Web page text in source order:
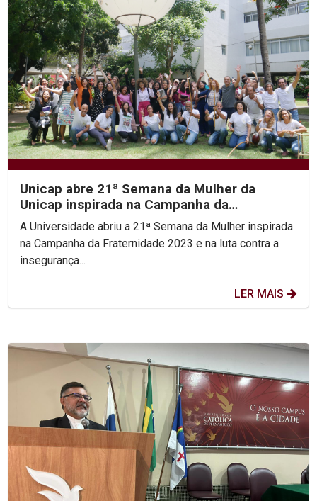
Unicap abre 21ª Semana da Mulher da
Unicap inspirada na Campanha da
Fraternidade 2023
A Universidade abriu a 21ª Semana da Mulher inspirada
na Campanha da Fraternidade 2023 e na luta contra a
insegurança...
LER MAIS